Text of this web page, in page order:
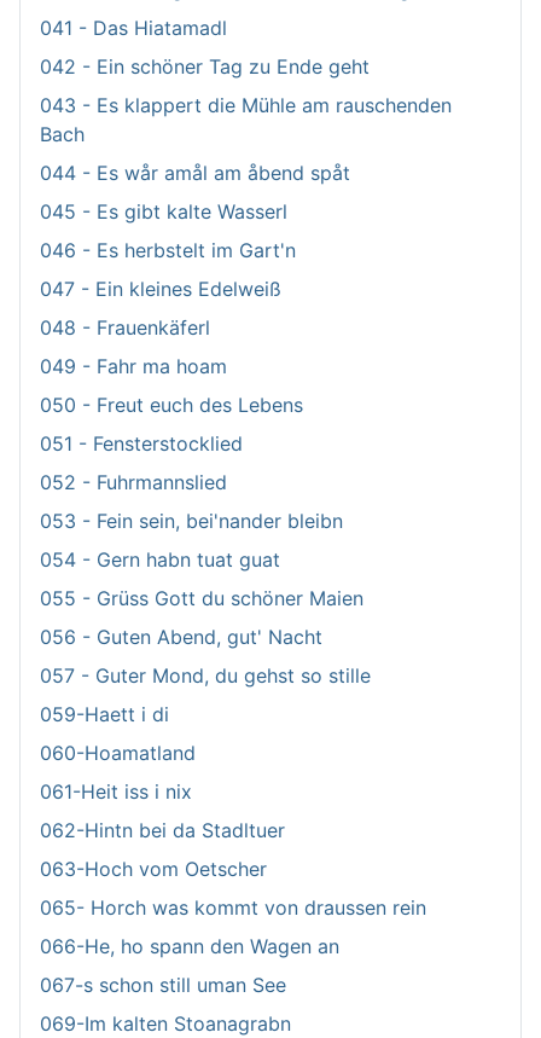
041 - Das Hiatamadl
042 - Ein schöner Tag zu Ende geht
043 - Es klappert die Mühle am rauschenden
Bach
044 - Es wår amål am åbend spåt
045 - Es gibt kalte Wasserl
046 - Es herbstelt im Gart'n
047 - Ein kleines Edelweiß
048 - Frauenkäferl
049 - Fahr ma hoam
050 - Freut euch des Lebens
051 - Fensterstocklied
052 - Fuhrmannslied
053 - Fein sein, bei'nander bleibn
054 - Gern habn tuat guat
055 - Grüss Gott du schöner Maien
056 - Guten Abend, gut' Nacht
057 - Guter Mond, du gehst so stille
059-Haett i di
060-Hoamatland
061-Heit iss i nix
062-Hintn bei da Stadltuer
063-Hoch vom Oetscher
065- Horch was kommt von draussen rein
066-He, ho spann den Wagen an
067-s schon still uman See
069-Im kalten Stoanagrabn